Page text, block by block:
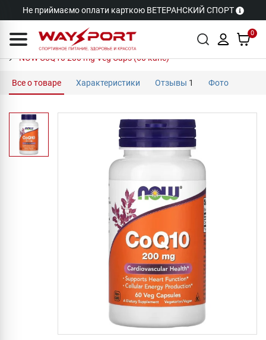
Не приймаємо оплати карткою ВЕТЕРАНСКИЙ СПОРТ
0
NOW CoQ10 200 mg Veg Caps (60 капс)
Все о товаре Характеристики Отзывы 1 Фото